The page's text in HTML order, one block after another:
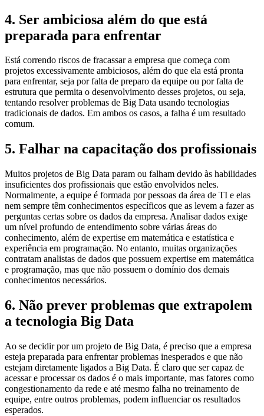
4. Ser ambiciosa além do que está
preparada para enfrentar
Está correndo riscos de fracassar a empresa que começa com
projetos excessivamente ambiciosos, além do que ela está pronta
para enfrentar, seja por falta de preparo da equipe ou por falta de
estrutura que permita o desenvolvimento desses projetos, ou seja,
tentando resolver problemas de Big Data usando tecnologias
tradicionais de dados. Em ambos os casos, a falha é um resultado
comum.
5. Falhar na capacitação dos profissionais
Muitos projetos de Big Data param ou falham devido às habilidades
insuficientes dos profissionais que estão envolvidos neles.
Normalmente, a equipe é formada por pessoas da área de TI e elas
nem sempre têm conhecimentos específicos que as levem a fazer as
perguntas certas sobre os dados da empresa. Analisar dados exige
um nível profundo de entendimento sobre várias áreas do
conhecimento, além de expertise em matemática e estatística e
experiência em programação. No entanto, muitas organizações
contratam analistas de dados que possuem expertise em matemática
e programação, mas que não possuem o domínio dos demais
conhecimentos necessários.
6. Não prever problemas que extrapolem
a tecnologia Big Data
Ao se decidir por um projeto de Big Data, é preciso que a empresa
esteja preparada para enfrentar problemas inesperados e que não
estejam diretamente ligados a Big Data. É claro que ser capaz de
acessar e processar os dados é o mais importante, mas fatores como
congestionamento da rede e até mesmo falha no treinamento de
equipe, entre outros problemas, podem influenciar os resultados
esperados.